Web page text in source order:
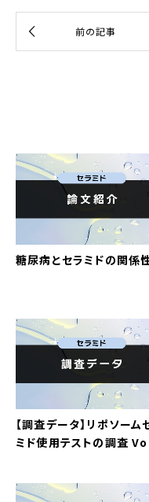
糖尿病とセラミドの関係
【調査データ】リポソーム
ミド使用テストの調査